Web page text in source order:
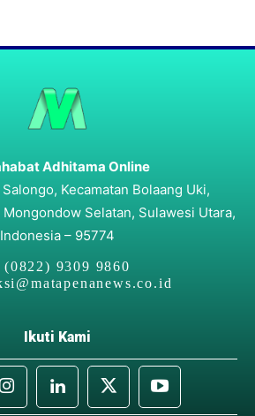
Adhitama Online
Kecamatan Bolaang Uki,
Selatan, Sulawesi Utara,
Indonesia – 95774
(0822) 9309 9860
Ikuti Kami